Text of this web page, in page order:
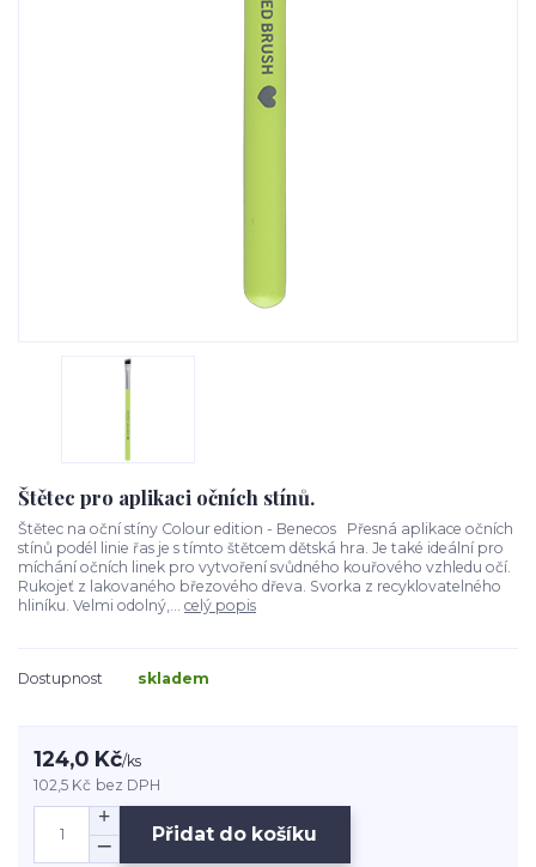
Štětec pro aplikaci očních stínů.
Štětec na oční stíny Colour edition - Benecos Přesná aplikace očních
stínů podél linie řas je s tímto štětcem dětská hra. Je také ideální pro
míchání očních linek pro vytvoření svůdného kouřového vzhledu očí.
Rukojeť z lakovaného březového dřeva. Svorka z recyklovatelného
hliníku. Velmi odolný,... celý popis
Dostupnost skladem
124,0 Kč/ks
102,5 Kč bez DPH
Přidat do košíku